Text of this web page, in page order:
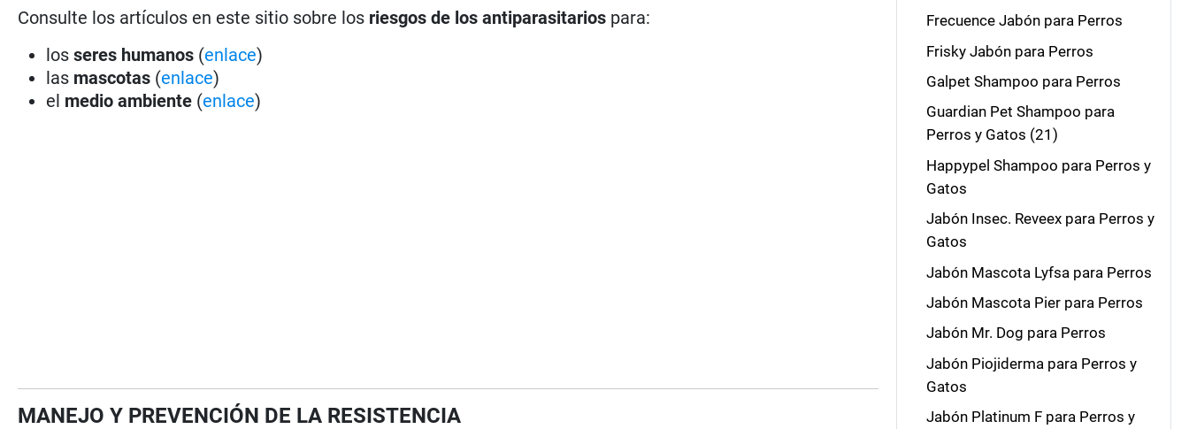
Consulte los artículos en este sitio sobre los riesgos de los antiparasitarios para:
losseres humanos (enlace)
las mascotas (enlace)
el medio ambiente (enlace)
MANEJO Y PREVENCIÓN DE LA RESISTENCIA
Frecuence Jabón para Perros
Frisky Jabón para Perros
Galpet Shampoo para Perros
Guardian Pet Shampoo para
Perros y Gatos (21)
Happypel Shampoo para Perros y
Gatos
Jabón Insec. Reveex para Perros y
Gatos
Jabón Mascota Lyfsa para Perros
Jabón Mascota Pier para Perros
Jabón Mr. Dog para Perros
Jabón Piojiderma para Perros y
Gatos
Jabón Platinum F para Perros y